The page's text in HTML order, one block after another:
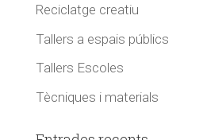
Reciclatge creatiu
Tallers a espais públics
Tallers Escoles
Tècniques i materials